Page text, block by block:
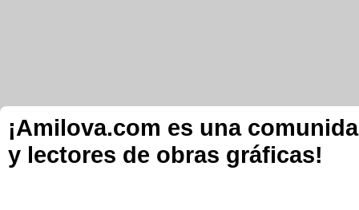
¡Amilova.com es una
y lectores de obras gráficas!